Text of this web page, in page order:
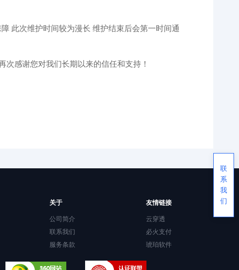
此次维护时间较为漫长 维护结束后会第一时间通
感谢您对我们长期以来的信任和支持！
关于
公司简介
联系我们
服务条款
友情链接
云穿透
必火支付
琥珀软件
联
系
我
们